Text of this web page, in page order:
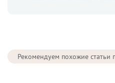
Рекомендуем похожие статьи